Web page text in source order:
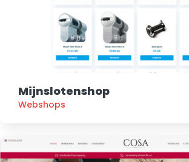
Mijnslotenshop
Webshops